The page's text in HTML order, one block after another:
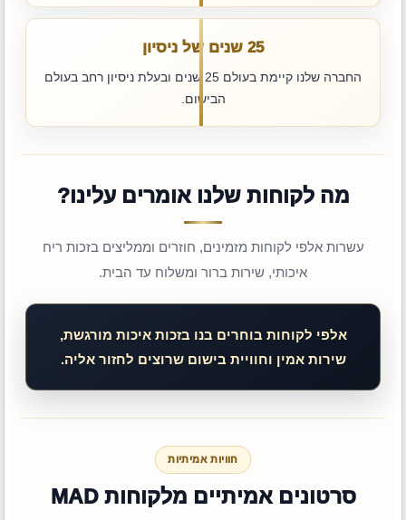
25 שנים של ניסיון
החברה שלנו קיימת בעולם 25 שנים ובעלת ניסיון רחב בעולם
הבישום.
מה לקוחות שלנו אומרים עלינו?
עשרות אלפי לקוחות מזמינים, חוזרים וממליצים בזכות ריח
איכותי, שירות ברור ומשלוח עד הבית.
אלפי לקוחות בוחרים בנו בזכות איכות מורגשת,
שירות אמין וחוויית בישום שרוצים לחזור אליה.
חוויות אמיתיות
סרטונים אמיתיים מלקוחות MAD